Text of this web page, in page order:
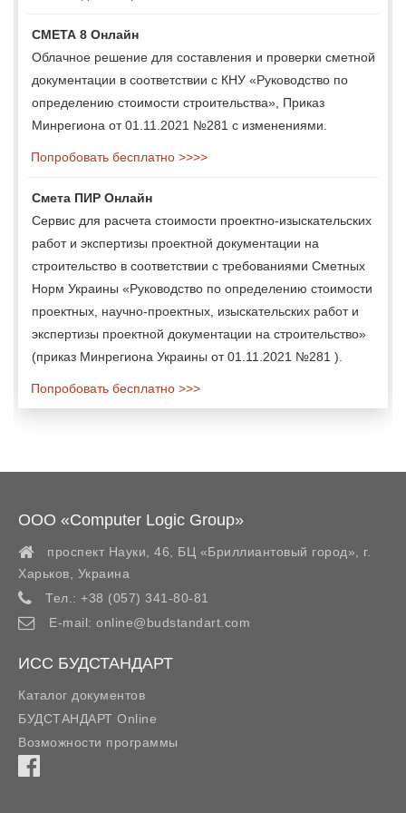
СМЕТА 8 Онлайн
Облачное решение для составления и проверки сметной
документации в соответствии с КНУ «Руководство по
определению стоимости строительства», Приказ
Минрегиона от 01.11.2021 №281 с изменениями.
Попробовать бесплатно >>>>
Смета ПИР Онлайн
Сервис для расчета стоимости проектно-изыскательских
работ и экспертизы проектной документации на
строительство в соответствии с требованиями Сметных
Норм Украины «Руководство по определению стоимости
проектных, научно-проектных, изыскательских работ и
экспертизы проектной документации на строительство»
(приказ Минрегиона Украины от 01.11.2021 №281 ).
Попробовать бесплатно >>>
ООО «Computer Logic Group»
проспект Науки, 46, БЦ «Бриллиантовый город»,
г.
Харьков
Украина
Тел.: +38 (057) 341-80-81
E-mail: online@budstandart.com
ИСС БУДСТАНДАРТ
Каталог документов
БУДСТАНДАРТ Online
Возможности программы